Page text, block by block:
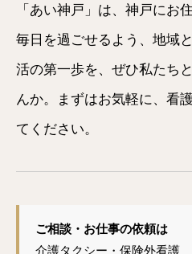
「あい神戸」は、神戸にお
毎日を過ごせるよう、地域
活の第一歩を、ぜひ私たち
んか。まずはお気軽に、看
てください。
ご相談・お仕事の依頼は
介護タクシー・保険外看護